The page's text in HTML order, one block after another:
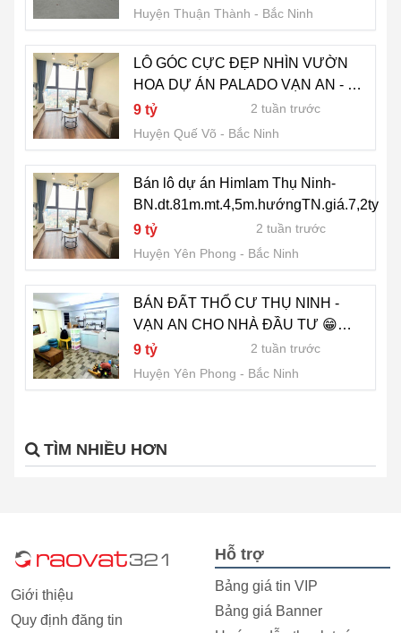
Huyện Thuận Thành
Bắc Ninh
LÔ GÓC CỰC ĐẸP NHÌN VƯỜN
HOA DỰ ÁN PALADO VẠN AN - TP
BẮC NINH
9 tỷ
2 tuần trước
Huyện Quế Võ
Bắc Ninh
Bán lô dự án Himlam Thụ Ninh-
BN.dt.81m.mt.4,5m.hướngTN.giá.7,2ty
9 tỷ
2 tuần trước
Huyện Yên Phong
Bắc Ninh
BÁN ĐẤT THỔ CƯ THỤ NINH -
VẠN AN CHO NHÀ ĐẦU TƯ 😁
DIỆN TÍCH 58m2 , MT 5,8m, HG ĐB
9 tỷ
2 tuần trước
Huyện Yên Phong
Bắc Ninh
TÌM NHIỀU HƠN
Giới thiệu
Quy định đăng tin
Hỗ trợ
Bảng giá tin VIP
Bảng giá Banner